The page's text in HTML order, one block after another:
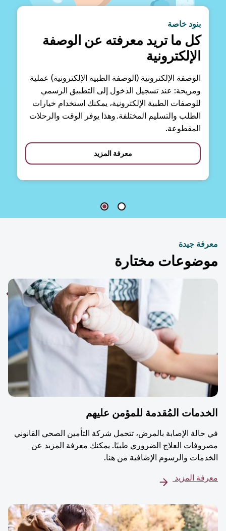
بنود خاصة
كل ما تريد معرفته عن الوصفة
الإلكترونية
الوصفة الإلكترونية (الوصفة الطبية الإلكترونية) عملية
ومريحة: عند تسجيل الدخول إلى التطبيق الرسمي
للوصفات الطبية الإلكترونية، يمكنك استخدام خيارات
الطلب والتسليم المختلفة. وهذا يوفر الوقت والرحلات
المقطوعة.
معرفة المزيد
جيدة
مختارة
المُقدمة للمؤمن عليهم
الإصابة بالمرض، تتحمل شركة التأمين الصحي القانوني
العلاج الضروري طبيًا. يمكنك معرفة المزيد عن
والرسوم الإضافية من هنا.
المزيد